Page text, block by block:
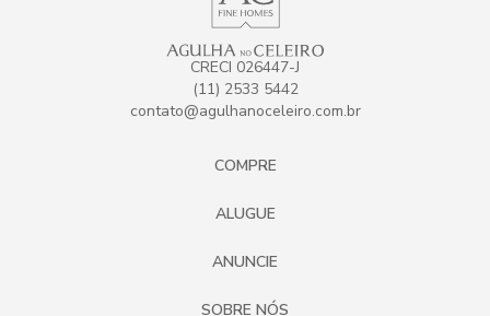
CRECI 026447-J
(11) 2533 5442
contato@agulhanoceleiro.com.br
COMPRE
ALUGUE
ANUNCIE
SOBRE NÓS